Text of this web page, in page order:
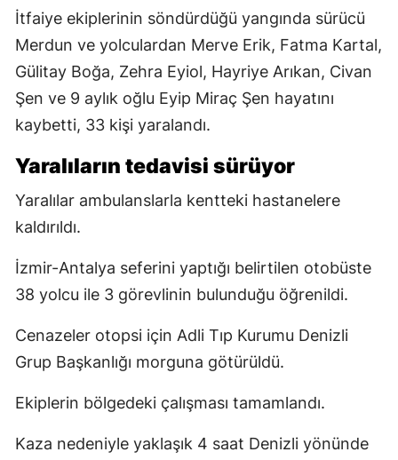
İtfaiye ekiplerinin söndürdüğü yangında sürücü
Merdun ve yolculardan Merve Erik, Fatma Kartal,
Gülitay Boğa, Zehra Eyiol, Hayriye Arıkan, Civan
Şen ve 9 aylık oğlu Eyip Miraç Şen hayatını
kaybetti, 33 kişi yaralandı.
Yaralıların tedavisi sürüyor
Yaralılar ambulanslarla kentteki hastanelere
kaldırıldı.
İzmir-Antalya seferini yaptığı belirtilen otobüste
38 yolcu ile 3 görevlinin bulunduğu öğrenildi.
Cenazeler otopsi için Adli Tıp Kurumu Denizli
Grup Başkanlığı morguna götürüldü.
Ekiplerin bölgedeki çalışması tamamlandı.
Kaza nedeniyle yaklaşık 4 saat Denizli yönünde